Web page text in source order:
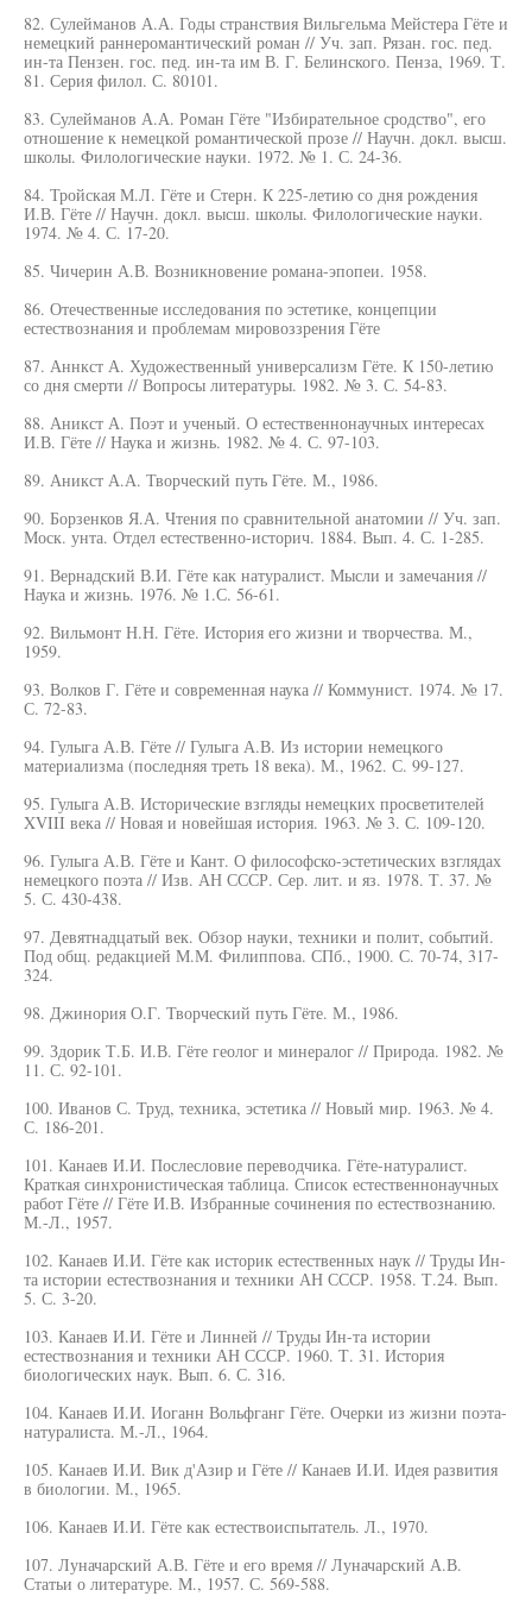
82. Сулейманов А.А. Годы странствия Вильгельма Мейстера Гёте и
немецкий раннеромантический роман // Уч. зап. Рязан. гос. пед.
ин-та Пензен. гос. пед. ин-та им В. Г. Белинского. Пенза, 1969. Т.
81. Серия филол. С. 80101.
83. Сулейманов А.А. Роман Гёте "Избирательное сродство", его
отношение к немецкой романтической прозе // Научн. докл. высш.
школы. Филологические науки. 1972. № 1. С. 24-36.
84. Тройская М.Л. Гёте и Стерн. К 225-летию со дня рождения
И.В. Гёте // Научн. докл. высш. школы. Филологические науки.
1974. № 4. С. 17-20.
85. Чичерин А.В. Возникновение романа-эпопеи. 1958.
86. Отечественные исследования по эстетике, концепции
естествознания и проблемам мировоззрения Гёте
87. Аннкст А. Художественный универсализм Гёте. К 150-летию
со дня смерти // Вопросы литературы. 1982. № 3. С. 54-83.
88. Аникст А. Поэт и ученый. О естественнонаучных интересах
И.В. Гёте // Наука и жизнь. 1982. № 4. С. 97-103.
89. Аникст А.А. Творческий путь Гёте. М., 1986.
90. Борзенков Я.А. Чтения по сравнительной анатомии // Уч. зап.
Моск. унта. Отдел естественно-историч. 1884. Вып. 4. С. 1-285.
91. Вернадский В.И. Гёте как натуралист. Мысли и замечания //
Наука и жизнь. 1976. № 1.С. 56-61.
92. Вильмонт Н.Н. Гёте. История его жизни и творчества. М.,
1959.
93. Волков Г. Гёте и современная наука // Коммунист. 1974. № 17.
С. 72-83.
94. Гулыга А.В. Гёте // Гулыга А.В. Из истории немецкого
материализма (последняя треть 18 века). М., 1962. С. 99-127.
95. Гулыга А.В. Исторические взгляды немецких просветителей
XVIII века // Новая и новейшая история. 1963. № 3. С. 109-120.
96. Гулыга А.В. Гёте и Кант. О философско-эстетических взглядах
немецкого поэта // Изв. АН СССР. Сер. лит. и яз. 1978. Т. 37. №
5. С. 430-438.
97. Девятнадцатый век. Обзор науки, техники и полит, событий.
Под общ. редакцией М.М. Филиппова. СПб., 1900. С. 70-74, 317-
324.
98. Джинория О.Г. Творческий путь Гёте. М., 1986.
99. Здорик Т.Б. И.В. Гёте геолог и минералог // Природа. 1982. №
11. С. 92-101.
100. Иванов С. Труд, техника, эстетика // Новый мир. 1963. № 4.
С. 186-201.
101. Канаев И.И. Послесловие переводчика. Гёте-натуралист.
Краткая синхронистическая таблица. Список естественнонаучных
работ Гёте // Гёте И.В. Избранные сочинения по естествознанию.
М.-Л., 1957.
102. Канаев И.И. Гёте как историк естественных наук // Труды Ин-
та истории естествознания и техники АН СССР. 1958. Т.24. Вып.
5. С. 3-20.
103. Канаев И.И. Гёте и Линней // Труды Ин-та истории
естествознания и техники АН СССР. 1960. Т. 31. История
биологических наук. Вып. 6. С. 316.
104. Канаев И.И. Иоганн Вольфганг Гёте. Очерки из жизни поэта-
натуралиста. М.-Л., 1964.
105. Канаев И.И. Вик д'Азир и Гёте // Канаев И.И. Идея развития
в биологии. М., 1965.
106. Канаев И.И. Гёте как естествоиспытатель. Л., 1970.
107. Луначарский А.В. Гёте и его время // Луначарский А.В.
Статьи о литературе. М., 1957. С. 569-588.